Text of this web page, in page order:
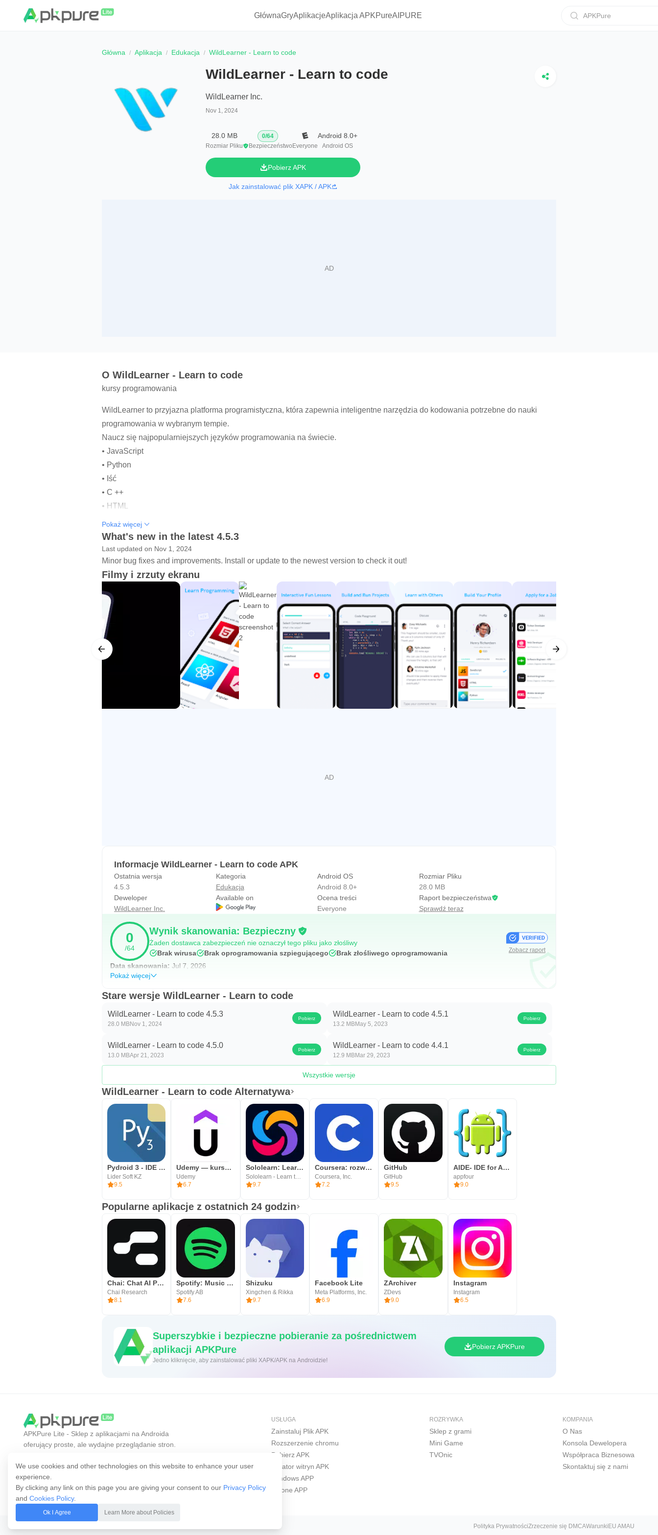
GłównaGryAplikacjeAplikacja APKPureAIPURE APKPure
Główna Aplikacja Edukacja WildLearner - Learn to code
WildLearner - Learn to code
WildLearner Inc.
Nov 1, 2024
28.0 MB
Rozmiar Pliku
0/64
Bezpieczeństwo Everyone
Android 8.0+
Android OS
Pobierz APK
Jak zainstalować plik XAPK / APK
O WildLearner - Learn to code
kursy programowania
WildLearner to przyjazna platforma programistyczna, która zapewnia inteligentne narzędzia do kodowania potrzebne do nauki
programowania w wybranym tempie.
Naucz się najpopularniejszych języków programowania na świecie.
• JavaScript
• Python
• Iść
• C ++
• HTML
• CSS
• Szybki
• Kotlin
• SQL
• PHP
• C #
i więcej!
Udostępnij swój kod. Uzyskaj natychmiastową informację zwrotną!
W WildLearner masz dostęp do całej społeczności przyjaznych kreatorów programowania, którzy kiedyś byli w tym samym miejscu
co Ty. Wystąpił błąd kompilacji? Masz problem z debugowaniem kodu? Nie ma problemu! Omów to z innymi i uzyskaj
natychmiastową informację zwrotną.
Zbuduj swój profil i aplikuj o pracę!
Pokaż więcej
What's new in the latest 4.5.3
Last updated on Nov 1, 2024
Minor bug fixes and improvements. Install or update to the newest version to check it out!
Filmy i zrzuty ekranu
Informacje WildLearner - Learn to code APK
Ostatnia wersja
4.5.3
Kategoria
Edukacja
Android OS
Android 8.0+
Rozmiar Pliku
28.0 MB
Deweloper
WildLearner Inc.
Available on
Ocena treści
Everyone
Raport bezpieczeństwa
Sprawdź teraz
0
/64
Wynik skanowania: Bezpieczny
Żaden dostawca zabezpieczeń nie oznaczył tego pliku jako złośliwy
Brak wirusa
Brak oprogramowania szpiegującego
Brak złośliwego oprogramowania
Data skanowania: Jul 7, 2026
Pokaż więcej
Zobacz raport
Stare wersje WildLearner - Learn to code
WildLearner - Learn to code 4.5.3
28.0 MBNov 1, 2024
Pobierz WildLearner - Learn to code 4.5.1
13.2 MBMay 5, 2023
Pobierz
WildLearner - Learn to code 4.5.0
13.0 MBApr 21, 2023
Pobierz WildLearner - Learn to code 4.4.1
12.9 MBMar 29, 2023
Pobierz
Wszystkie wersje
WildLearner - Learn to code Alternatywa
Pydroid 3 - IDE for Python 3
Lider Soft KZ
9.5
Udemy — kursy internetowe
Udemy
6.7
Sololearn: Learn to code
Sololearn - Learn to Code
9.7
Coursera: rozwijaj karierę
Coursera, Inc.
7.2
GitHub
GitHub
9.5
AIDE- IDE for Android Java C++
appfour
9.0
Popularne aplikacje z ostatnich 24 godzin
Chai: Chat AI Platform
Chai Research
8.1
Spotify: Music and Podcasts
Spotify AB
7.6
Shizuku
Xingchen & Rikka
9.7
Facebook Lite
Meta Platforms, Inc.
6.9
ZArchiver
ZDevs
9.0
Instagram
Instagram
6.5
Superszybkie i bezpieczne pobieranie za pośrednictwem
aplikacji APKPure
Jedno kliknięcie, aby zainstalować pliki XAPK/APK na Androidzie!
Pobierz APKPure
We use cookies and other technologies on this website to enhance your user
experience.
By clicking any link on this page you are giving your consent to our Privacy Policy
and Cookies Policy.
Ok I Agree Learn More about Policies
APKPure Lite - Sklep z aplikacjami na Androida
oferujący proste, ale wydajne przeglądanie stron.
szybciej i bezpieczniej.
USŁUGA
Zainstaluj Plik APK
Rozszerzenie chromu
Pobierz APK
Kreator witryn APK
Windows APP
iPhone APP
ROZRYWKA
Sklep z grami
Mini Game
TVOnic
KOMPANIA
O Nas
Konsola Dewelopera
Współpraca Biznesowa
Skontaktuj się z nami
Polityka PrywatnościZrzeczenie się DMCAWarunkiEU AMAU